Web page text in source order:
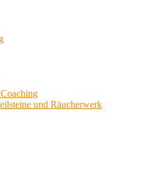
und Räucherwerk